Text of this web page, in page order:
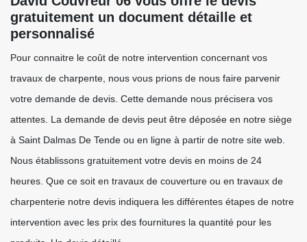
gratuitement un document détaille et
personnalisé
Pour connaitre le coût de notre intervention concernant vos
travaux de charpente, nous vous prions de nous faire parvenir
votre demande de devis. Cette demande nous précisera vos
attentes. La demande de devis peut être déposée en notre siège
à Saint Dalmas De Tende ou en ligne à partir de notre site web.
Nous établissons gratuitement votre devis en moins de 24
heures. Que ce soit en travaux de couverture ou en travaux de
charpenterie notre devis indiquera les différentes étapes de notre
intervention avec les prix des fournitures la quantité pour les